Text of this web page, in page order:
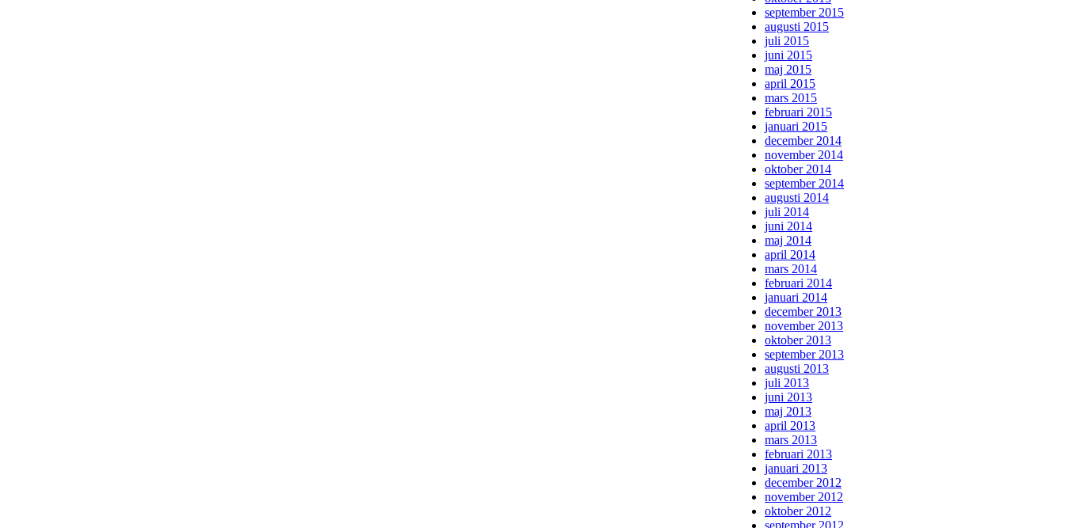
september 2015
augusti 2015
juli 2015
juni 2015
maj 2015
april 2015
mars 2015
februari 2015
januari 2015
december 2014
november 2014
oktober 2014
september 2014
augusti 2014
juli 2014
juni 2014
maj 2014
april 2014
mars 2014
februari 2014
januari 2014
december 2013
november 2013
oktober 2013
september 2013
augusti 2013
juli 2013
juni 2013
maj 2013
april 2013
mars 2013
februari 2013
januari 2013
december 2012
november 2012
oktober 2012
september 2012